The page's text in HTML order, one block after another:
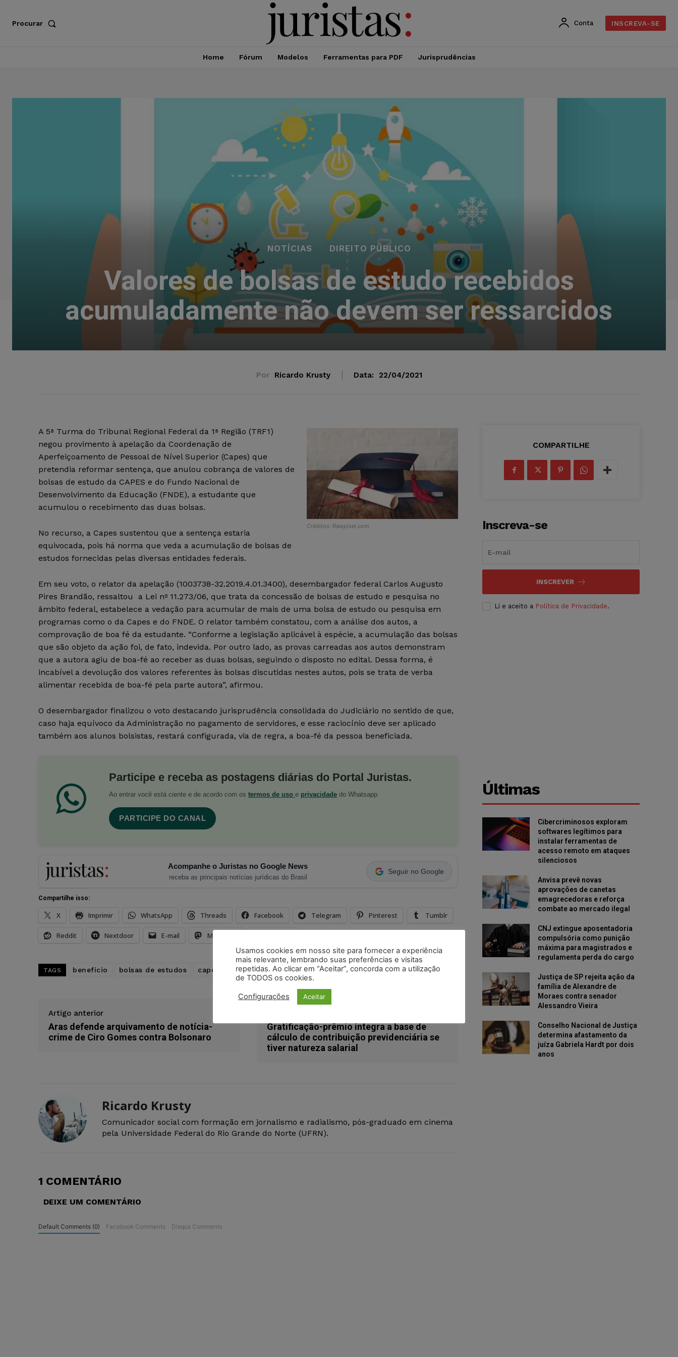
Procurar Conta INSCREVA-SE
Home Fórum Modelos Ferramentas para PDF Jurisprudências
NOTÍCIAS DIREITO PÚBLICO
Valores de bolsas de estudo recebidos
acumuladamente não devem ser ressarcidos
Por Ricardo Krusty Data: 22/04/2021
Créditos: Rawpixel.com
A 5ª Turma do Tribunal Regional Federal da 1ª Região (TRF1)
negou provimento à apelação da Coordenação de
Aperfeiçoamento de Pessoal de Nível Superior (Capes) que
pretendia reformar sentença, que anulou cobrança de valores de
bolsas de estudo da CAPES e do Fundo Nacional de
Desenvolvimento da Educação (FNDE), a estudante que
acumulou o recebimento das duas bolsas.
No recurso, a Capes sustentou que a sentença estaria
equivocada, pois há norma que veda a acumulação de bolsas de
estudos fornecidas pelas diversas entidades federais.
Em seu voto, o relator da apelação (1003738-32.2019.4.01.3400), desembargador federal Carlos Augusto
Pires Brandão, ressaltou a Lei nº 11.273/06, que trata da concessão de bolsas de estudo e pesquisa no
âmbito federal, estabelece a vedação para acumular de mais de uma bolsa de estudo ou pesquisa em
programas como o da Capes e do FNDE. O relator também constatou, com a análise dos autos, a
comprovação de boa fé da estudante. “Conforme a legislação aplicável à espécie, a acumulação das bolsas
que são objeto da ação foi, de fato, indevida. Por outro lado, as provas carreadas aos autos demonstram
que a autora agiu de boa-fé ao receber as duas bolsas, seguindo o disposto no edital. Dessa forma, é
incabível a devolução dos valores referentes às bolsas discutidas nestes autos, pois se trata de verba
alimentar recebida de boa-fé pela parte autora”, afirmou.
O desembargador finalizou o voto destacando jurisprudência consolidada do Judiciário no sentido de que,
caso haja equívoco da Administração no pagamento de servidores, e esse raciocínio deve ser aplicado
também aos alunos bolsistas, restará configurada, via de regra, a boa-fé da pessoa beneficiada.
Participe e receba as postagens diárias do Portal Juristas.
Ao entrar você está ciente e de acordo com os termos de uso e privacidade do Whatsapp.
PARTICIPE DO CANAL
Acompanhe o Juristas no Google News
receba as principais notícias jurídicas do Brasil
Seguir no Google
Compartilhe isso:
X Imprimir WhatsApp Threads Facebook Telegram Pinterest Tumblr
Reddit Nextdoor E-mail Mastodon
TAGS benefício bolsas de estudos capes fnde ressarcimento trf1
Artigo anterior
Aras defende arquivamento de notícia-
crime de Ciro Gomes contra Bolsonaro
Gratificação-prêmio integra a base de
cálculo de contribuição previdenciária se
tiver natureza salarial
Ricardo Krusty
Comunicador social com formação em jornalismo e radialismo, pós-graduado em cinema
pela Universidade Federal do Rio Grande do Norte (UFRN).
1 COMENTÁRIO
DEIXE UM COMENTÁRIO
Default Comments (0) Facebook Comments Disqus Comments
COMPARTILHE
Inscreva-se
INSCREVER
Li e aceito a Política de Privacidade.
Últimas
Cibercriminosos exploram
softwares legítimos para
instalar ferramentas de
acesso remoto em ataques
silenciosos
Anvisa prevê novas
aprovações de canetas
emagrecedoras e reforça
combate ao mercado ilegal
CNJ extingue aposentadoria
compulsória como punição
máxima para magistrados e
regulamenta perda do cargo
Justiça de SP rejeita ação da
família de Alexandre de
Moraes contra senador
Alessandro Vieira
Conselho Nacional de Justiça
determina afastamento da
juíza Gabriela Hardt por dois
anos
Usamos cookies em nosso site para fornecer a experiência
mais relevante, lembrando suas preferências e visitas
repetidas. Ao clicar em “Aceitar”, concorda com a utilização
de TODOS os cookies.
Configurações Aceitar